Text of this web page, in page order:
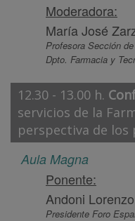
Moderadora:
María José
Profesora Sección
Dpto. Farmacia y
12.30 - 13.00 h.
servicios de la
perspectiva de los
Aula Magna
Ponente:
Andoni
Presidente Foro